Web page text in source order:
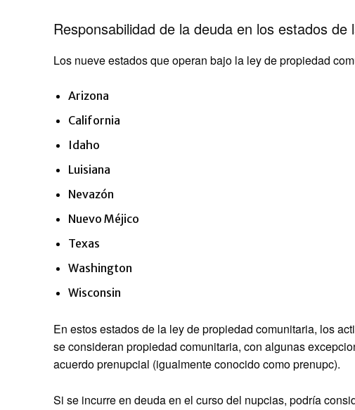
Responsabilidad de la deuda en los estados
Los nueve estados que operan bajo la ley de propiedad
Arizona
California
Idaho
Luisiana
Nevazón
Nuevo Méjico
Texas
Washington
Wisconsin
En estos estados de la ley de propiedad comunitaria, los
se consideran propiedad comunitaria, con algunas
acuerdo prenupcial (igualmente conocido como prenupc).
Si se incurre en deuda en el curso del nupcias, podría